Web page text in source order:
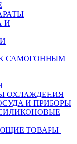
И
САМОГОННЫМ
ОХЛАЖДЕНИЯ
И ПРИБОРЫ
ТОВАРЫ